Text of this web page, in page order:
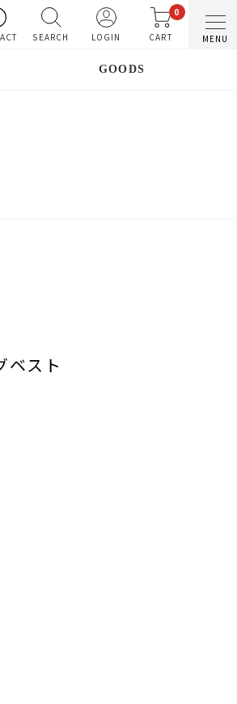
SEARCH LOGIN
0
CART MENU
GOODS
ベスト